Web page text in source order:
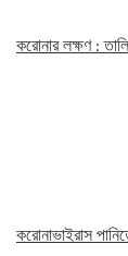
করোনার লক্ষণ :
করোনাভাইরাস